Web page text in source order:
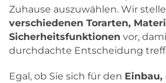
Zuhause auszuwählen. Wir
verschiedenen Torarten,
Sicherheitsfunktionen vor,
durchdachte Entscheidung
Egal, ob Sie sich für den